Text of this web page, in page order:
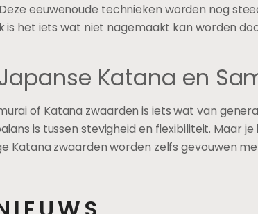
eeuwenoude technieken worden nog
is het iets wat niet nagemaakt kan worden
Katana en
of Katana zwaarden is iets wat van
is tussen stevigheid en flexibiliteit. Maar
Katana zwaarden worden zelfs gevouwen